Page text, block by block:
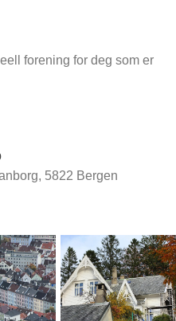
forening for deg som er
5822 Bergen